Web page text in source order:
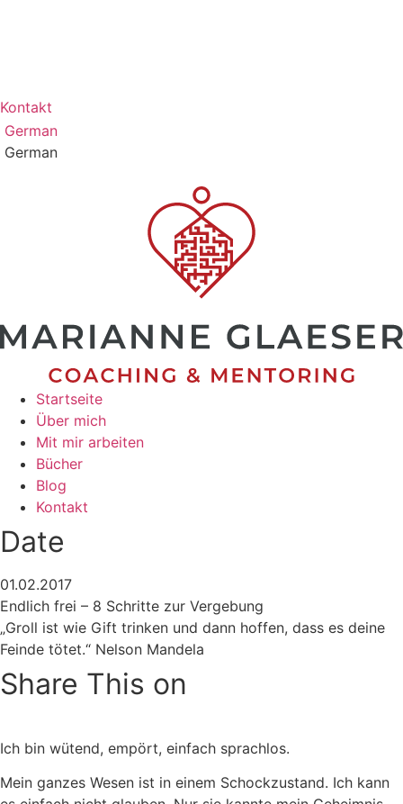
Kontakt
German
German
Startseite
Über mich
Mit mir arbeiten
Bücher
Blog
Kontakt
Date
01.02.2017
Endlich frei – 8 Schritte zur Vergebung
„Groll ist wie Gift trinken und dann hoffen, dass es deine
Feinde tötet.“ Nelson Mandela
Share This on
Ich bin wütend, empört, einfach sprachlos.
Mein ganzes Wesen ist in einem Schockzustand. Ich kann